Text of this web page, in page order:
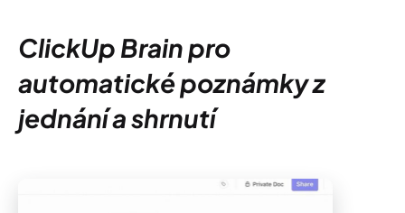
ClickUp Brain pro
automatické poznámky z
jednání a shrnutí